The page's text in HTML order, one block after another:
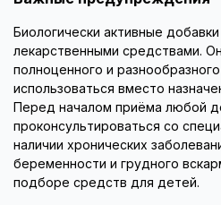
Биологически активные
лекарственными средствами.
полноценного и
использоваться вместо
Перед началом приёма любой
проконсультироваться со
наличии хронических
беременности и грудного
подборе средств для детей.